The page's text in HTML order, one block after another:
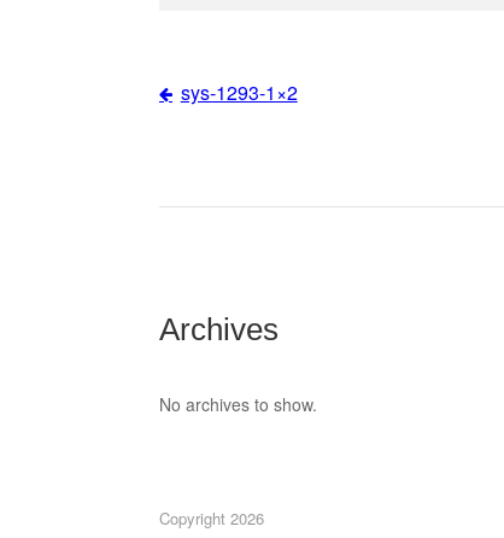
Post
sys-1293-1×2
Archives
No archives to show.
Copyright 2026